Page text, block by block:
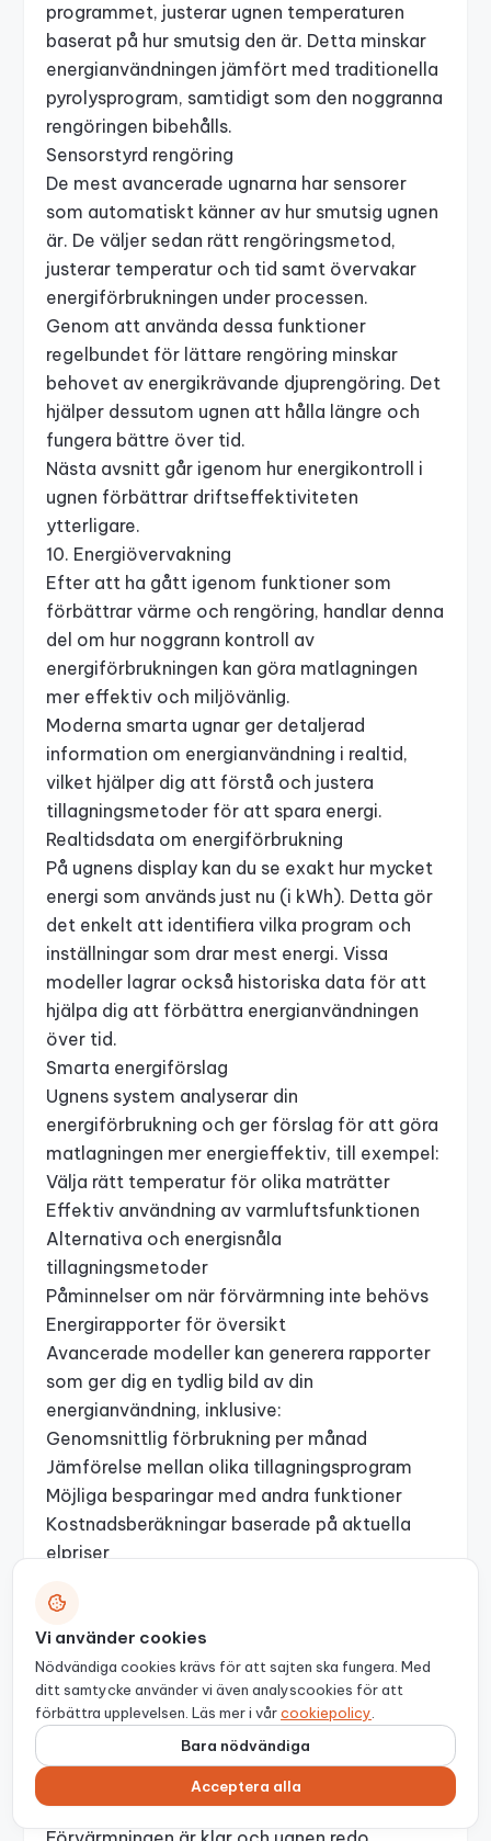
programmet, justerar ugnen temperaturen
baserat på hur smutsig den är. Detta minskar
energianvändningen jämfört med traditionella
pyrolysprogram, samtidigt som den noggranna
rengöringen bibehålls.
Sensorstyrd rengöring
De mest avancerade ugnarna har sensorer
som automatiskt känner av hur smutsig ugnen
är. De väljer sedan rätt rengöringsmetod,
justerar temperatur och tid samt övervakar
energiförbrukningen under processen.
Genom att använda dessa funktioner
regelbundet för lättare rengöring minskar
behovet av energikrävande djuprengöring. Det
hjälper dessutom ugnen att hålla längre och
fungera bättre över tid.
Nästa avsnitt går igenom hur energikontroll i
ugnen förbättrar driftseffektiviteten
ytterligare.
10. Energiövervakning
Efter att ha gått igenom funktioner som
förbättrar värme och rengöring, handlar denna
del om hur noggrann kontroll av
energiförbrukningen kan göra matlagningen
mer effektiv och miljövänlig.
Moderna smarta ugnar ger detaljerad
information om energianvändning i realtid,
vilket hjälper dig att förstå och justera
tillagningsmetoder för att spara energi.
Realtidsdata om energiförbrukning
På ugnens display kan du se exakt hur mycket
energi som används just nu (i kWh). Detta gör
det enkelt att identifiera vilka program och
inställningar som drar mest energi. Vissa
modeller lagrar också historiska data för att
hjälpa dig att förbättra energianvändningen
över tid.
Smarta energiförslag
Ugnens system analyserar din
energiförbrukning och ger förslag för att göra
matlagningen mer energieffektiv, till exempel:
Välja rätt temperatur för olika maträtter
Effektiv användning av varmluftsfunktionen
Alternativa och energisnåla
tillagningsmetoder
Påminnelser om när förvärmning inte behövs
Energirapporter för översikt
Avancerade modeller kan generera rapporter
som ger dig en tydlig bild av din
energianvändning, inklusive:
Genomsnittlig förbrukning per månad
Jämförelse mellan olika tillagningsprogram
Möjliga besparingar med andra funktioner
Kostnadsberäkningar baserade på aktuella
elpriser
sänka både energikostnader och din påverkan
på miljön.
Smarta notifieringar
Du får även praktiska påminnelser, till exempel
när:
Optimal tillagningstemperatur är nådd
Energiförbrukningen är högre än nödvändigt
Ett mer energieffektivt läge kan användas
Vi använder cookies
Nödvändiga cookies krävs för att sajten ska fungera. Med
ditt samtycke använder vi även analyscookies för att
förbättra upplevelsen. Läs mer i vårcookiepolicy
Bara nödvändiga
Acceptera alla